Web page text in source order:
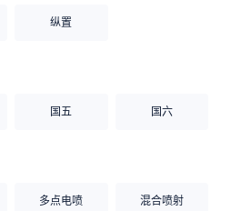
纵置
国五 国六
多点电喷 混合喷射